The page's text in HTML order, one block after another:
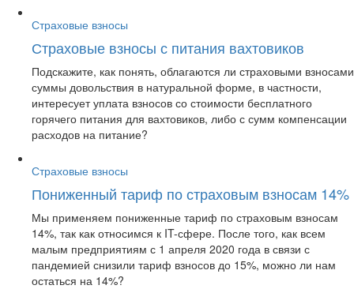
Страховые взносы
Страховые взносы с питания вахтовиков
Подскажите, как понять, облагаются ли страховыми взносами
суммы довольствия в натуральной форме, в частности,
интересует уплата взносов со стоимости бесплатного
горячего питания для вахтовиков, либо с сумм компенсации
расходов на питание?
Страховые взносы
Пониженный тариф по страховым взносам 14%
Мы применяем пониженные тариф по страховым взносам
14%, так как относимся к IT-сфере. После того, как всем
малым предприятиям с 1 апреля 2020 года в связи с
пандемией снизили тариф взносов до 15%, можно ли нам
остаться на 14%?